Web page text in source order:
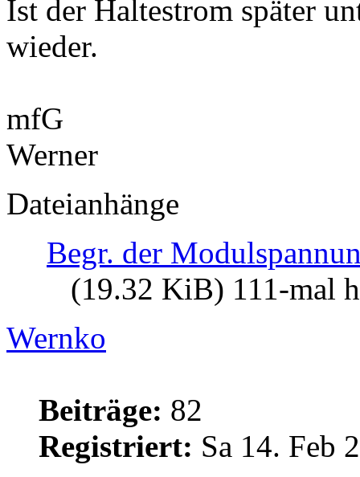
Ist der Haltestrom später
wieder.
mfG
Werner
Dateianhänge
Begr. der
(19.32 KiB) 111-mal
Wernko
Beiträge: 82
Registriert: Sa 14. Feb